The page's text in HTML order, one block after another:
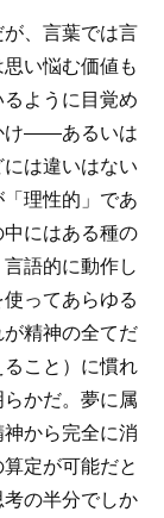
、言葉では言
い悩む価値も
ように目覚め
け――あるいは
は違いはない
理性的」であ
にはある種の
語的に動作し
ってあらゆる
精神の全てだ
こと）に慣れ
かだ。夢に属
から完全に消
定が可能だと
の半分でしか